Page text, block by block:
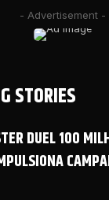
- Advertisement -
STORIES
DUEL 100